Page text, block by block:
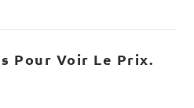
Pour Voir Le Prix.